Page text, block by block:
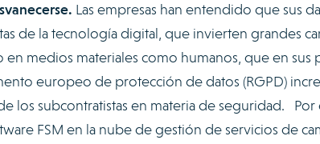
Las empresas han entendido que sus
de la tecnología digital, que invierten grandes
en medios materiales como humanos, que en sus
europeo de protección de datos (RGPD)
los subcontratistas en materia de seguridad.
FSM en la nube de gestión de servicios de